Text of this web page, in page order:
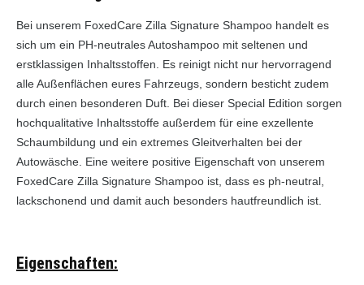
Bei unserem FoxedCare Zilla Signature Shampoo handelt es
sich um ein PH-neutrales Autoshampoo mit seltenen und
erstklassigen Inhaltsstoffen. Es reinigt nicht nur hervorragend
alle Außenflächen eures Fahrzeugs, sondern besticht zudem
durch einen besonderen Duft. Bei dieser Special Edition sorgen
hochqualitative Inhaltsstoffe außerdem für eine exzellente
Schaumbildung und ein extremes Gleitverhalten bei der
Autowäsche. Eine weitere positive Eigenschaft von unserem
FoxedCare Zilla Signature Shampoo ist, dass es ph-neutral,
lackschonend und damit auch besonders hautfreundlich ist.
Eigenschaften: